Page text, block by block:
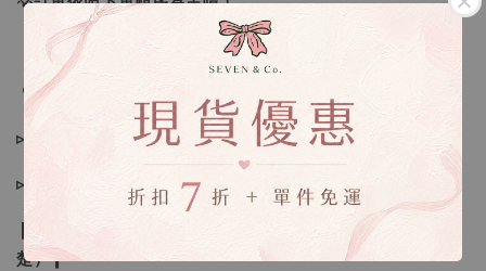
🔍IG搜尋：Sevenjewelry.co
▹現貨商品１～３日內寄出
▹預購商品７～２１日（不含假日）寄出，如遇缺貨請見諒！
❙ 本賣場不接受下標後要求取消訂單（下標前請三思與看清
楚）❙